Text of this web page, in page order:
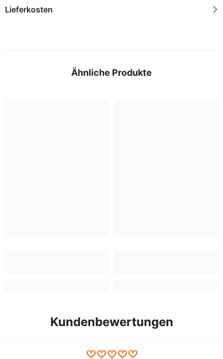
Lieferkosten
Ähnliche Produkte
Kundenbewertungen